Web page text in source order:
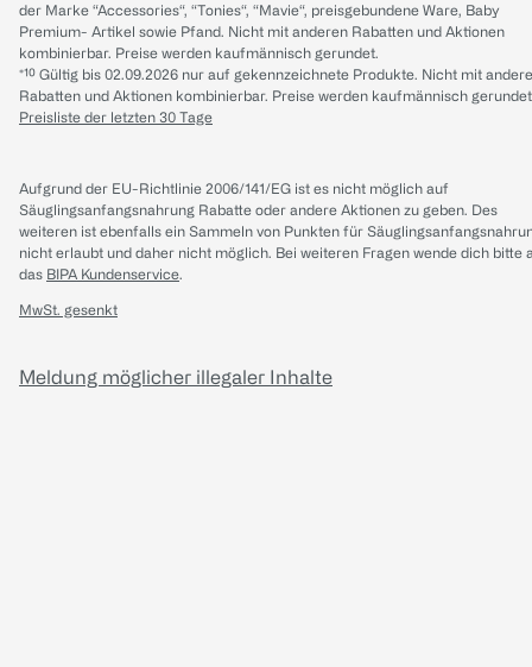
der Marke “Accessories“, “Tonies“, “Mavie“, preisgebundene Ware, Baby
Premium- Artikel sowie Pfand. Nicht mit anderen Rabatten und Aktionen
kombinierbar. Preise werden kaufmännisch gerundet.
*¹⁰ Gültig bis 02.09.2026 nur auf gekennzeichnete Produkte. Nicht mit
Rabatten und Aktionen kombinierbar. Preise werden kaufmännisch
Preisliste der letzten 30 Tage
Aufgrund der EU-Richtlinie 2006/141/EG ist es nicht möglich auf
Säuglingsanfangsnahrung Rabatte oder andere Aktionen zu geben. Des
weiteren ist ebenfalls ein Sammeln von Punkten für
nicht erlaubt und daher nicht möglich. Bei weiteren Fragen wende dich bitte
das BIPA Kundenservice.
MwSt. gesenkt
Meldung möglicher illegaler Inhalte